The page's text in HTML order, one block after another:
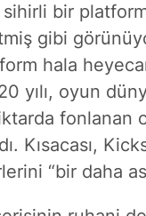
bir
gibi
hala
yılı, oyun
fonlanan
Kısacası,
“bir daha